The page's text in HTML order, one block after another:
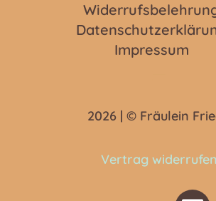
Impressum
2026 | © Fräulein
Vertrag widerrufen